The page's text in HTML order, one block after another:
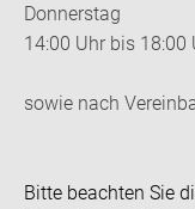
Donnerstag
14:00 Uhr bis 18:00
sowie nach
Bitte beachten Sie